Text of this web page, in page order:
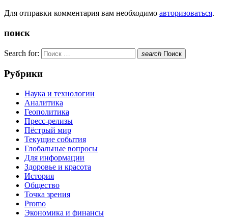
Для отправки комментария вам необходимо авторизоваться.
поиск
Search for: search Поиск
Рубрики
Наука и технологии
Аналитика
Геополитика
Пресс-релизы
Пёстрый мир
Текущие события
Глобальные вопросы
Для информации
Здоровье и красота
История
Общество
Точка зрения
Promo
Экономика и финансы